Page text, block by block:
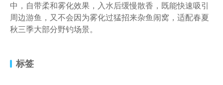
中，自带柔和雾化效果，入水后缓慢散香，既能快速吸引
周边游鱼，又不会因为雾化过猛招来杂鱼闹窝，适配春夏
秋三季大部分野钓场景。
标签